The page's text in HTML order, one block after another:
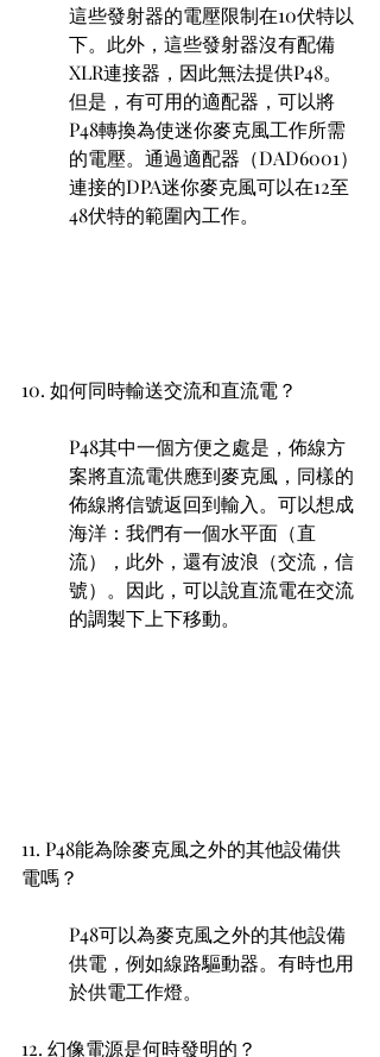
這些發射器的電壓限制在10伏特以
下。此外，這些發射器沒有配備
XLR連接器，因此無法提供P48。
但是，有可用的適配器，可以將
P48轉換為使迷你麥克風工作所需
的電壓。通過適配器（DAD6001）
連接的DPA迷你麥克風可以在12至
48伏特的範圍內工作。
10. 如何同時輸送交流和直流電？
P48其中一個方便之處是，佈線方
案將直流電供應到麥克風，同樣的
佈線將信號返回到輸入。可以想成
海洋：我們有一個水平面（直
流），此外，還有波浪（交流，信
號）。因此，可以說直流電在交流
的調製下上下移動。
11. P48能為除麥克風之外的其他設備供
電嗎？
P48可以為麥克風之外的其他設備
供電，例如線路驅動器。有時也用
於供電工作燈。
12. 幻像電源是何時發明的？